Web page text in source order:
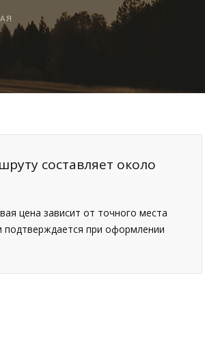
составляет около
цена зависит от точного места
подтверждается при оформлении